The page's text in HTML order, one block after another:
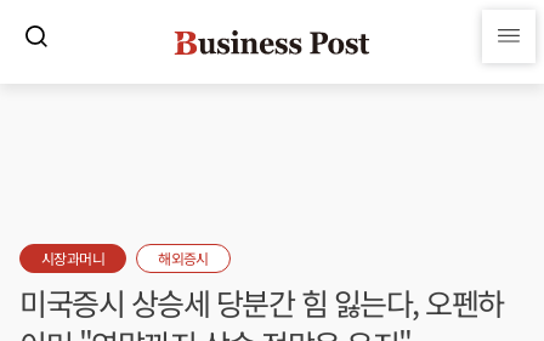
시장과머니 해외증시
미국증시 상승세 당분간 힘 잃는다, 오펜하